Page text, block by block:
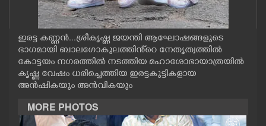
LIFESTYLE
SPIRITUAL
INFO+
ART
ഇരട്ട കണ്ണൻ...ശ്രീകൃഷ്ണ ജയന്തി ആഘോഷങ്ങളുടെ
ഭാഗമായി ബാലഗോകുലത്തിൻ്റെ നേതൃത്വത്തിൽ
കോട്ടയം നഗരത്തിൽ നടത്തിയ മഹാശോഭായാത്രയിൽ
കൃഷ്ണ വേഷം ധരിച്ചെത്തിയ ഇരട്ടകുട്ടികളായ
അൻഷികയും അൻവികയും
MORE PHOTOS